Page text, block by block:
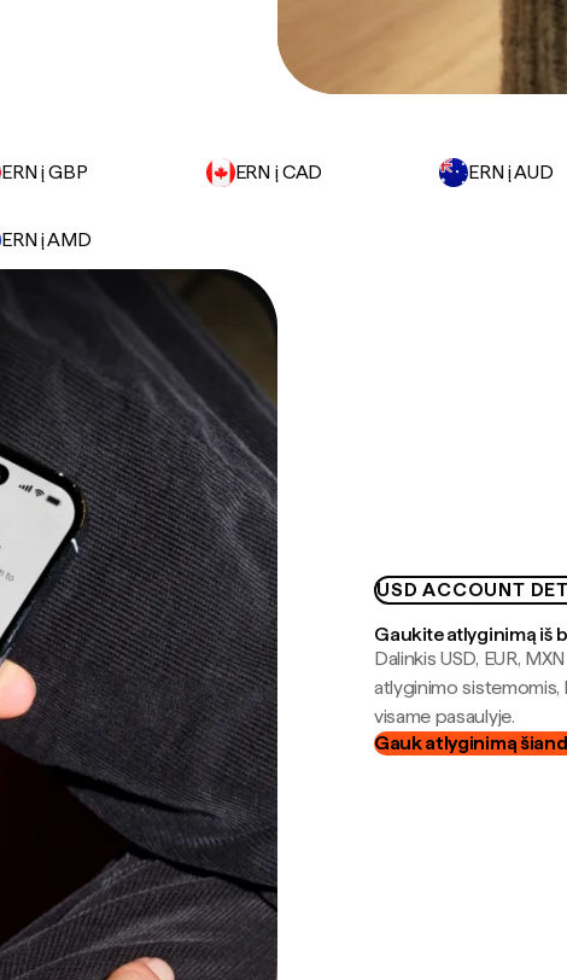
ERN į GBP ERN į CAD ERN į AUD
ERN į AMD
USD ACCOUNT
Gaukite atlyginimą iš
Dalinkis USD, EUR,
atlyginimo
visame pasaulyje.
Gauk atlyginimą